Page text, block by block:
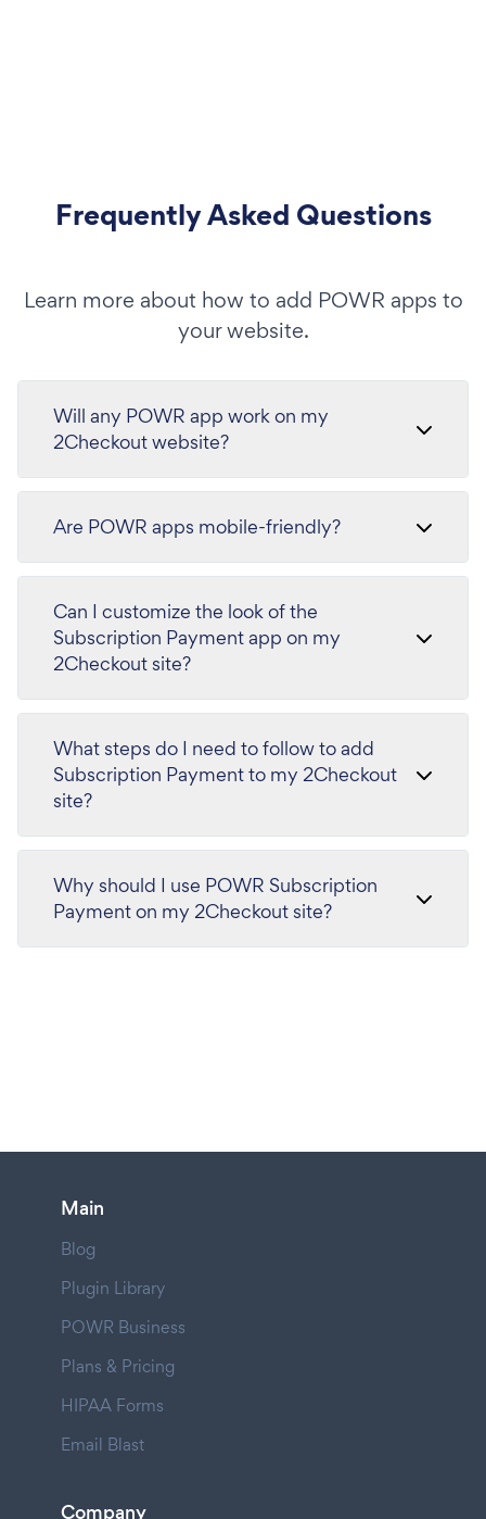
Frequently Asked Questions
Learn more about how to add POWR apps to
your website.
Will any POWR app work on my
2Checkout website?
Are POWR apps mobile-friendly?
Can I customize the look of the
Subscription Payment app on my
2Checkout site?
What steps do I need to follow to add
Subscription Payment to my 2Checkout
site?
Why should I use POWR Subscription
Payment on my 2Checkout site?
Main
Blog
Plugin Library
POWR Business
Plans & Pricing
HIPAA Forms
Email Blast
Company